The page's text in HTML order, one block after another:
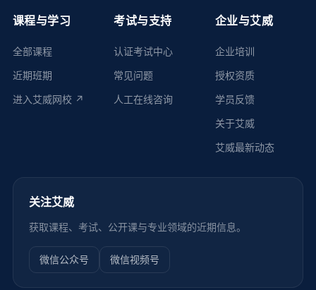
课程与学习
全部课程
近期班期
进入艾威网校 ↗
考试与支持
认证考试中心
常见问题
人工在线咨询
企业与艾威
企业培训
授权资质
学员反馈
关于艾威
艾威最新动态
关注艾威
获取课程、考试、公开课与专业领域的近期信息。
微信公众号 微信视频号